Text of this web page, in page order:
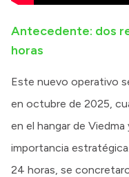
Antecedente: dos
horas
Este nuevo operativo
en octubre de 2025,
en el hangar de
importancia
24 horas, se